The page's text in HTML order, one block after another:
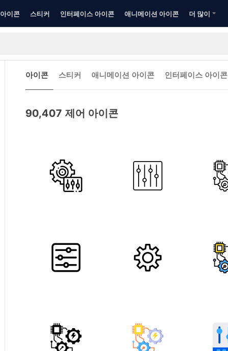
아이콘 스티커 인터페이스 아이콘 애니메이션 아이콘 더 많이
아이콘 스티커 애니메이션 아이콘 인터페이스 아이콘
90,407 제어 아이콘